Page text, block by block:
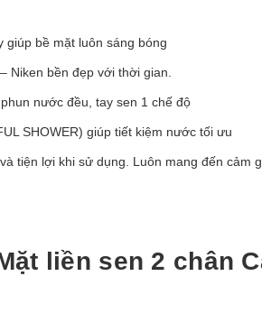
giúp bề mặt luôn sáng bóng
Niken bền đẹp với thời gian.
nước đều, tay sen 1 chế độ
SHOWER) giúp tiết kiệm nước tối ưu
tiện lợi khi sử dụng. Luôn mang đến cảm
liền sen 2 chân